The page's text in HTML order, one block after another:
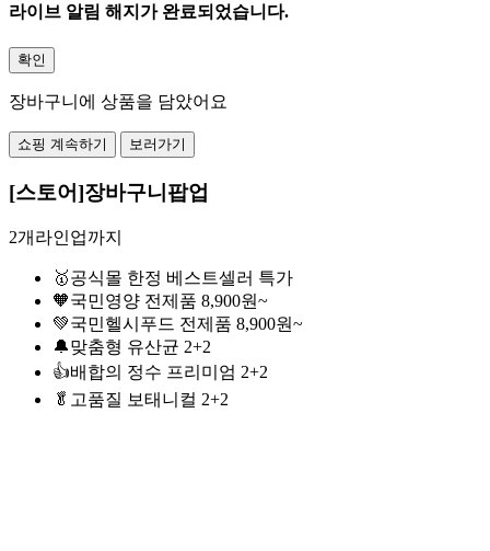
라이브 알림 해지가 완료되었습니다.
확인
장바구니에 상품을 담았어요
쇼핑 계속하기 보러가기
[스토어]장바구니팝업
2개라인업까지
🥇공식몰 한정 베스트셀러 특가
🧡국민영양 전제품 8,900원~
💚국민헬시푸드 전제품 8,900원~
🔔맞춤형 유산균 2+2
👍배합의 정수 프리미엄 2+2
🥬고품질 보태니컬 2+2